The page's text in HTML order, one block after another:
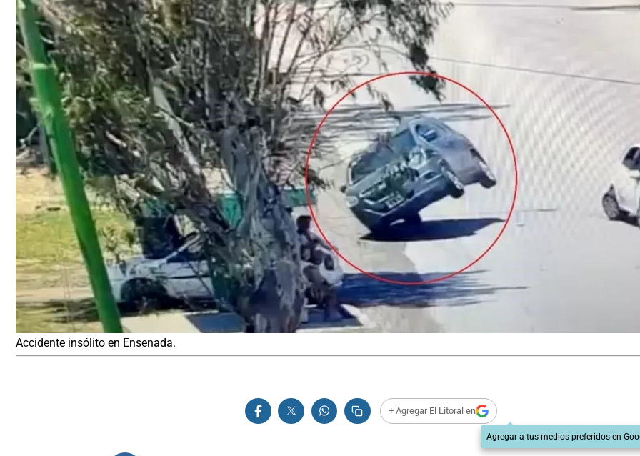
Accidente insólito en Ensenada.
+ Agregar El Litoral en
Agregar a tus medios preferidos en